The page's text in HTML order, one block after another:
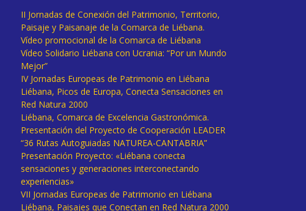
II Jornadas de Conexión del Patrimonio, Territorio,
Paisaje y Paisanaje de la Comarca de Liébana.
Vídeo promocional de la Comarca de Liébana
Vídeo Solidario Liébana con Ucrania: “Por un Mundo
Mejor”
IV Jornadas Europeas de Patrimonio en Liébana
Liébana, Picos de Europa, Conecta Sensaciones en
Red Natura 2000
Liébana, Comarca de Excelencia Gastronómica.
Presentación del Proyecto de Cooperación LEADER
“36 Rutas Autoguiadas NATUREA-CANTABRIA”
Presentación Proyecto: «Liébana conecta
sensaciones y generaciones interconectando
experiencias»
VII Jornadas Europeas de Patrimonio en Liébana
Liébana, Paisajes que Conectan en Red Natura 2000